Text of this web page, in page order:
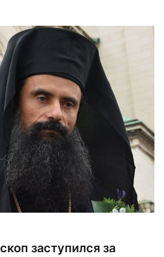
заступился за